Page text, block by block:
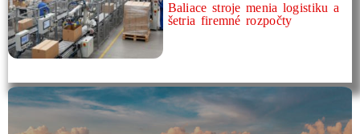
Baliace stroje menia logistiku a
šetria firemné rozpočty